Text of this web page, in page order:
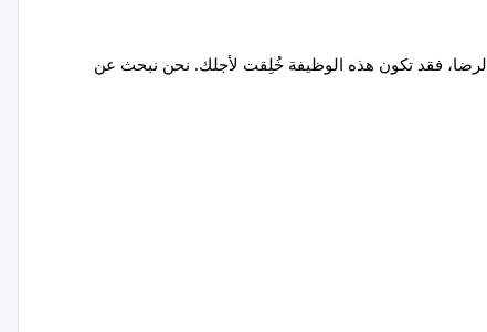
فقد تكون هذه الوظيفة خُلِقت لأجلك. نحن نبحث عن